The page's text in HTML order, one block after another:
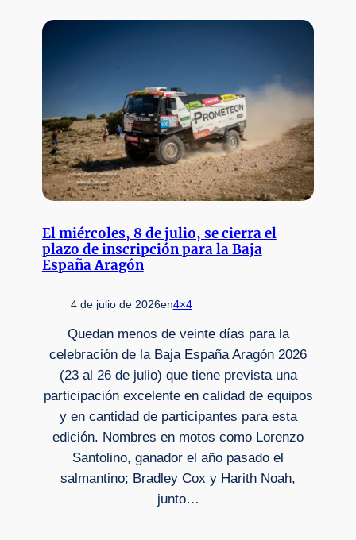
El miércoles, 8 de julio, se cierra el
plazo de inscripción para la Baja
España Aragón
4 de julio de 2026en4×4
Quedan menos de veinte días para la
celebración de la Baja España Aragón 2026
(23 al 26 de julio) que tiene prevista una
participación excelente en calidad de equipos
y en cantidad de participantes para esta
edición. Nombres en motos como Lorenzo
Santolino, ganador el año pasado el
salmantino; Bradley Cox y Harith Noah,
junto…